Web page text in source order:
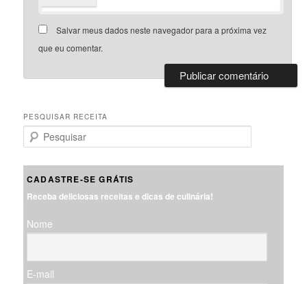
Salvar meus dados neste navegador para a próxima vez
que eu comentar.
PESQUISAR RECEITA
e
u
a
CADASTRE-SE GRÁTIS
Receba deliciosas receitas e dicas de culinária!
Nome
E-mail